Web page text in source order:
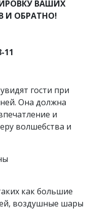
ВАШИХ
И ОБРАТНО!
11
гости при
Она должна
и
волшебства и
как большие
воздушные шары